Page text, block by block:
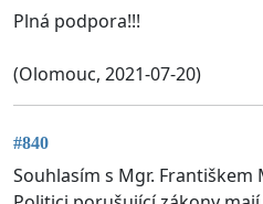
Plná podpora!!!
(Olomouc, 2021-07-20)
#840
Souhlasím s Mgr. Františkem